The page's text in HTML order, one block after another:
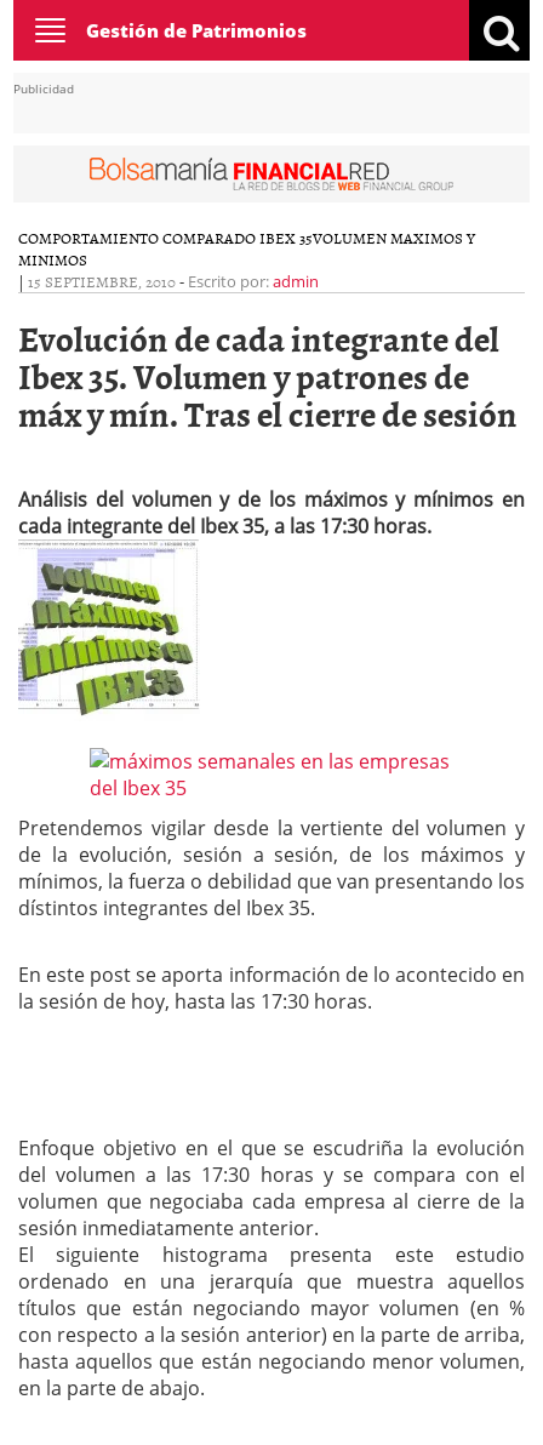
Toggle
navigation
Gestión de Patrimonios
Publicidad
COMPORTAMIENTO COMPARADO IBEX 35VOLUMEN MAXIMOS Y
MINIMOS
| 15 SEPTIEMBRE, 2010- Escrito por:admin
Evolución de cada integrante del
Ibex 35. Volumen y patrones de
máx y mín. Tras el cierre de sesión
Análisis del volumen y de los máximos y mínimos en
cada integrante del Ibex 35, a las 17:30 horas.
Pretendemos vigilar desde la vertiente del volumen y
de la evolución, sesión a sesión, de los máximos y
mínimos, la fuerza o debilidad que van presentando los
dístintos integrantes del Ibex 35.
En este post se aporta información de lo acontecido en
la sesión de hoy, hasta las 17:30 horas.
Enfoque objetivo en el que se escudriña la evolución
del volumen a las 17:30 horas y se compara con el
volumen que negociaba cada empresa al cierre de la
sesión inmediatamente anterior.
El siguiente histograma presenta este estudio
ordenado en una jerarquía que muestra aquellos
títulos que están negociando mayor volumen (en %
con respecto a la sesión anterior) en la parte de arriba,
hasta aquellos que están negociando menor volumen,
en la parte de abajo.